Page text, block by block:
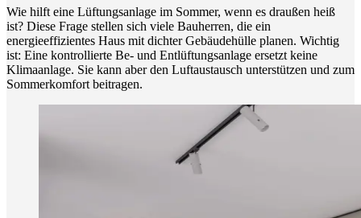
Wie hilft eine Lüftungsanlage im Sommer, wenn es draußen heiß
ist? Diese Frage stellen sich viele Bauherren, die ein
energieeffizientes Haus mit dichter Gebäudehülle planen. Wichtig
ist: Eine kontrollierte Be- und Entlüftungsanlage ersetzt keine
Klimaanlage. Sie kann aber den Luftaustausch unterstützen und zum
Sommerkomfort beitragen.